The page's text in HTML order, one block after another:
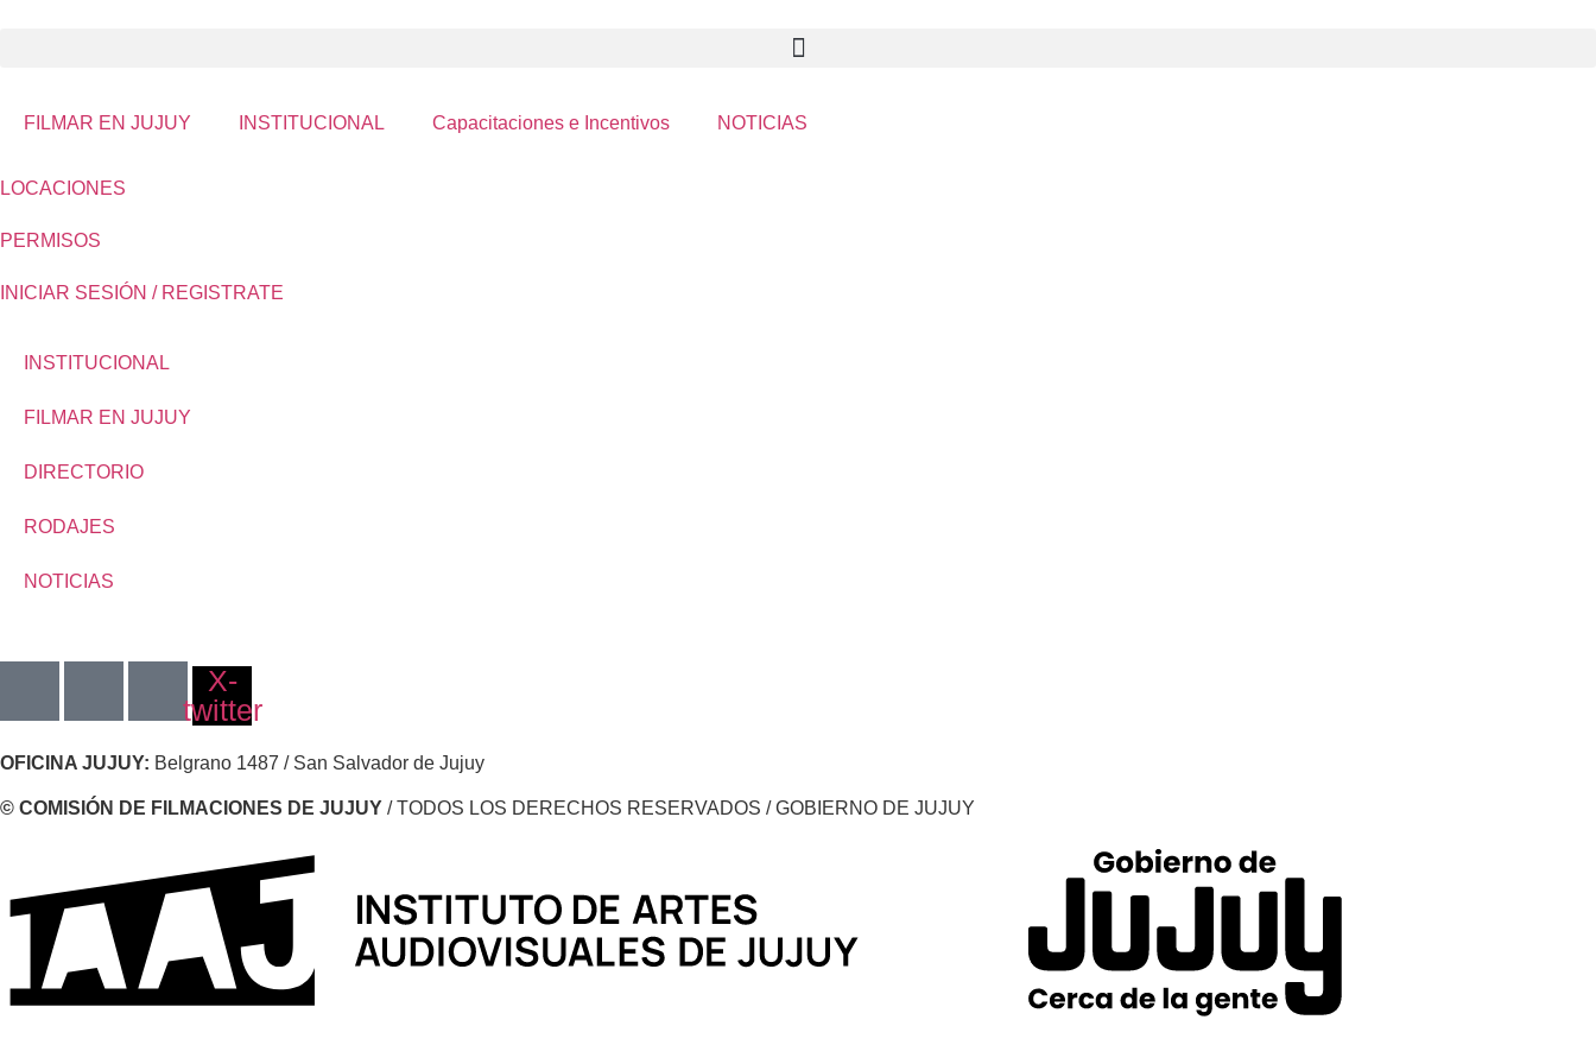
FILMAR EN JUJUY INSTITUCIONAL Capacitaciones e Incentivos NOTICIAS
LOCACIONES
PERMISOS
INICIAR SESIÓN / REGISTRATE
INSTITUCIONAL
FILMAR EN JUJUY
DIRECTORIO
RODAJES
NOTICIAS
X-
twitter
OFICINA JUJUY: Belgrano 1487 / San Salvador de Jujuy
© COMISIÓN DE FILMACIONES DE JUJUY / TODOS LOS DERECHOS RESERVADOS / GOBIERNO DE JUJUY